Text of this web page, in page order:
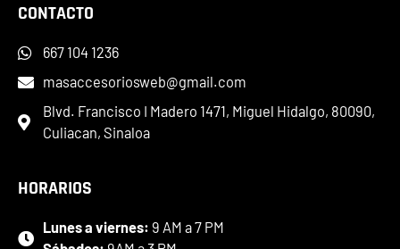
CONTACTO
667 104 1236
masaccesoriosweb@gmail.com
Blvd. Francisco I Madero 1471, Miguel Hidalgo, 80090,
Culiacan, Sinaloa
HORARIOS
Lunes a viernes: 9 AM a 7 PM